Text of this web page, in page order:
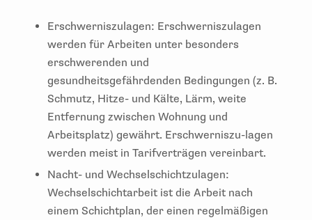
Erschwerniszulagen: Erschwerniszulagen
werden für Arbeiten unter besonders
erschwerenden und
gesundheitsgefährdenden Bedingungen (z. B.
Schmutz, Hitze- und Kälte, Lärm, weite
Entfernung zwischen Wohnung und
Arbeitsplatz) gewährt. Erschwerniszu-lagen
werden meist in Tarifverträgen vereinbart.
Nacht- und Wechselschichtzulagen:
Wechselschichtarbeit ist die Arbeit nach
einem Schichtplan, der einen regelmäßigen